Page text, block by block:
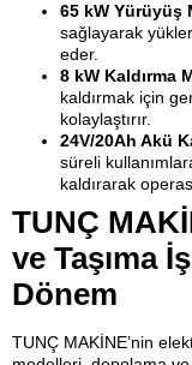
65 kW Yürüyüş
sağlayarak
eder.
8 kW Kaldırma
kaldırmak için
kolaylaştırır.
24V/20Ah Akü
süreli
kaldırarak
TUNÇ
ve Taşıma
Dönem
TUNÇ MAKİNE’nin